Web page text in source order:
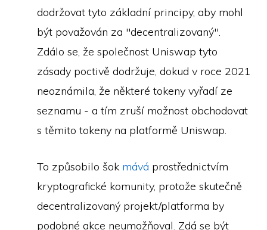
dodržovat tyto základní principy, aby mohl
být považován za "decentralizovaný".
Zdálo se, že společnost Uniswap tyto
zásady poctivě dodržuje, dokud v roce 2021
neoznámila, že některé tokeny vyřadí ze
seznamu - a tím zruší možnost obchodovat
s těmito tokeny na platformě Uniswap.
To způsobilo šok mává prostřednictvím
kryptografické komunity, protože skutečně
decentralizovaný projekt/platforma by
podobné akce neumožňoval. Zdá se být